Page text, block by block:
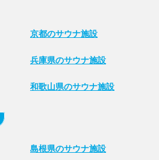
京都のサウナ施設
兵庫県のサウナ施設
和歌山県のサウナ施設
島根県のサウナ施設